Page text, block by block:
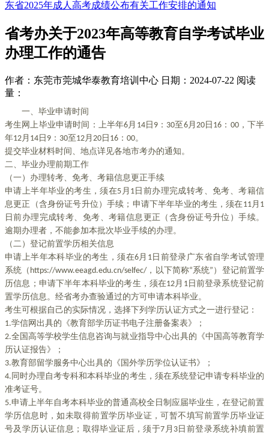
东省2025年成人高考成绩公布有关工作安排的通知
省考办关于2023年高等教育自学考试毕业
办理工作的通告
作者：东莞市莞城华泰教育培训中心 日期：2024-07-22 阅读
量：
一、毕业申请时间
考生网上毕业申请时间：上半年6月14日9：30至6月20日16：00，下半
年12月14日9：30至12月20日16：00。
提交毕业材料时间、地点详见各地市考办的通知。
二、毕业办理前期工作
（一）办理转考、免考、考籍信息更正手续
申请上半年毕业的考生，须在5月1日前办理完成转考、免考、考籍信
息更正（含身份证号升位）手续；申请下半年毕业的考生，须在11月1
日前办理完成转考、免考、考籍信息更正（含身份证号升位）手续。
逾期办理者，不能参加本批次毕业手续的办理。
（二）登记前置学历相关信息
申请上半年本科毕业的考生，须在6月1日前登录广东省自学考试管理
系统（https://www.eeagd.edu.cn/selfec/，以下简称“系统”）登记前置学
历信息；申请下半年本科毕业的考生，须在12月1日前登录系统登记前
置学历信息。经省考办查验通过的方可申请本科毕业。
考生可根据自己的实际情况，选择下列学历认证方式之一进行登记：
1.学信网出具的《教育部学历证书电子注册备案表》；
2.全国高等学校学生信息咨询与就业指导中心出具的《中国高等教育学
历认证报告》；
3.教育部留学服务中心出具的《国外学历学位认证书》；
4.同时办理自考专科和本科毕业的考生，须在系统登记申请专科毕业的
准考证号。
5.申请上半年自考本科毕业的普通高校全日制应届毕业生，在登记前置
学历信息时，如未取得前置学历毕业证，可暂不填写前置学历毕业证
号及学历认证信息；取得毕业证后，须于7月3日前登录系统补填前置